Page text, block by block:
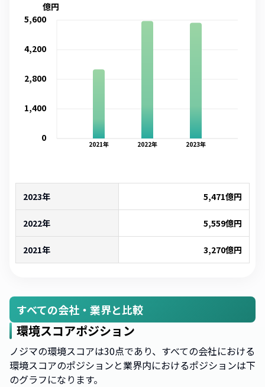
2021年 2022年 2023年
0
1,400
2,800
4,200
5,600
億円
2023年 5,471億円
2022年 5,559億円
2021年 3,270億円
すべての会社・業界と比較
環境スコアポジション
ノジマの環境スコアは30点であり、すべての会社における
環境スコアのポジションと業界内におけるポジションは下
のグラフになります。